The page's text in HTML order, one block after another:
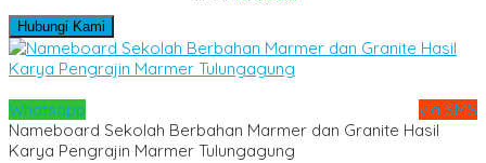
Hubungi Kami
Whatsapp
via SMS
Nameboard Sekolah Berbahan Marmer dan Granite Hasil
Karya Pengrajin Marmer Tulungagung